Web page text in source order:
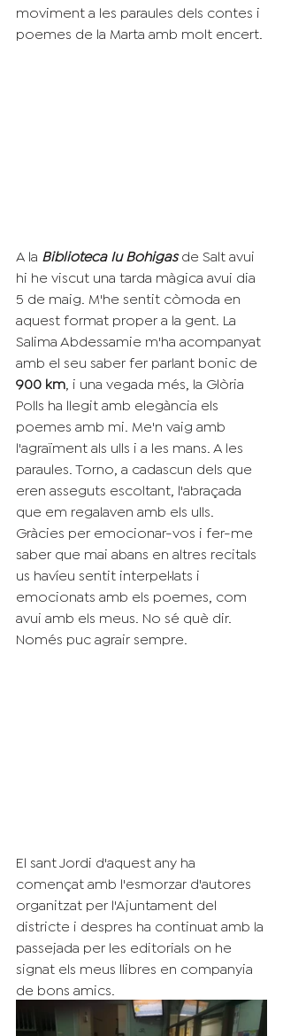
moviment a les paraules dels contes i
poemes de la Marta amb molt encert.
A la Biblioteca Iu Bohigas de Salt avui
hi he viscut una tarda màgica avui dia
5 de maig. M'he sentit còmoda en
aquest format proper a la gent. La
Salima Abdessamie m'ha acompanyat
amb el seu saber fer parlant bonic de
900 km , i una vegada més, la Glòria
Polls ha llegit amb elegància els
poemes amb mi. Me'n vaig amb
l'agraïment als ulls i a les mans. A les
paraules. Torno, a cadascun dels que
eren asseguts escoltant, l'abraçada
que em regalaven amb els ulls.
Gràcies per emocionar-vos i fer-me
saber que mai abans en altres recitals
us havíeu sentit interpel·lats i
emocionats amb els poemes, com
avui amb els meus. No sé què dir.
Només puc agrair sempre.
El sant Jordi d'aquest any ha
començat amb l'esmorzar d'autores
organitzat per l'Ajuntament del
districte i despres ha continuat amb la
passejada per les editorials on he
signat els meus llibres en companyia
de bons amics.